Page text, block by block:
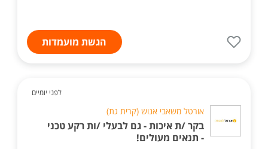
הגשת מועמדות
לפני יומיים
אורטל משאבי אנוש (קרית גת)
בקר /ת איכות - גם לבעלי /ות רקע טכני
- תנאים מעולים!